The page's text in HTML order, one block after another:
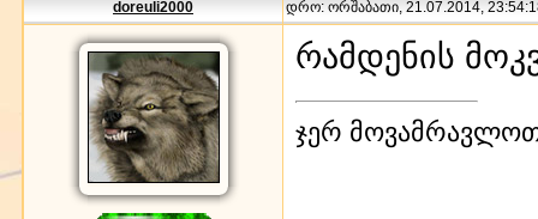
doreuli2000 დრო: ორშაბათი, 21.07.2014,
რამდენის
ჯერ